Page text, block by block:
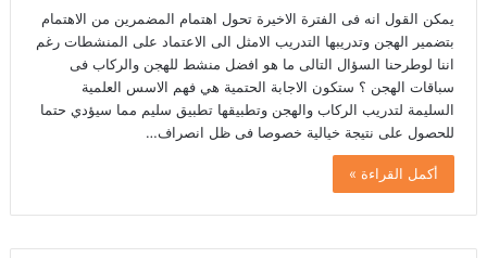
يمكن القول انه فى الفترة الاخيرة تحول اهتمام المضمرين من الاهتمام
بتضمير الهجن وتدريبها التدريب الامثل الى الاعتماد على المنشطات رغم
اننا لوطرحنا السؤال التالى ما هو افضل منشط للهجن والركاب فى
سباقات الهجن ؟ ستكون الاجابة الحتمية هي فهم الاسس العلمية
السليمة لتدريب الركاب والهجن وتطبيقها تطبيق سليم مما سيؤدي حتما
للحصول على نتيجة خيالية خصوصا فى ظل انصراف…
أكمل القراءة »